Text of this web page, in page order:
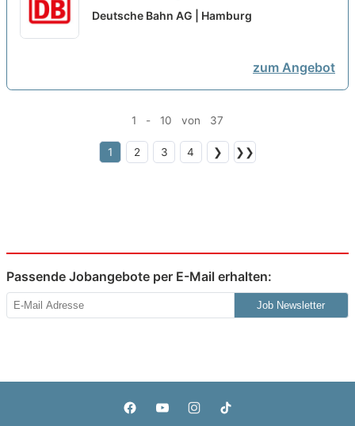
Zweiradmechaniker:in StadtRAD
Deutsche Bahn AG | Hamburg
zum Angebot
1 - 10 von 37
1 2 3 4 ❯ ❯❯
Passende Jobangebote per E-Mail erhalten:
Job Newsletter